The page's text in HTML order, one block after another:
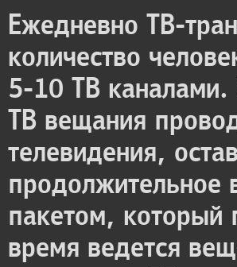
Ежедневно ТВ-
количество
5-10 ТВ каналами.
ТВ вещания
телевидения,
продолжительное
пакетом, который
время ведется